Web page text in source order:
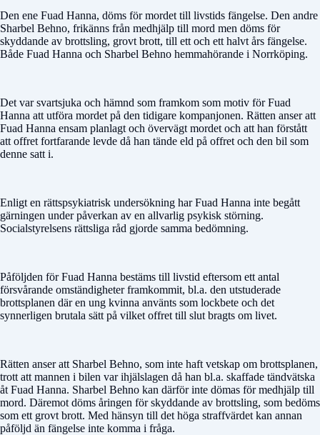
Den ene Fuad Hanna, döms för mordet till livstids fängelse. Den andre
Sharbel Behno, frikänns från medhjälp till mord men döms för
skyddande av brottsling, grovt brott, till ett och ett halvt års fängelse.
Både Fuad Hanna och Sharbel Behno hemmahörande i Norrköping.
Det var svartsjuka och hämnd som framkom som motiv för Fuad
Hanna att utföra mordet på den tidigare kompanjonen. Rätten anser att
Fuad Hanna ensam planlagt och övervägt mordet och att han förstått
att offret fortfarande levde då han tände eld på offret och den bil som
denne satt i.
Enligt en rättspsykiatrisk undersökning har Fuad Hanna inte begått
gärningen under påverkan av en allvarlig psykisk störning.
Socialstyrelsens rättsliga råd gjorde samma bedömning.
Påföljden för Fuad Hanna bestäms till livstid eftersom ett antal
försvårande omständigheter framkommit, bl.a. den utstuderade
brottsplanen där en ung kvinna använts som lockbete och det
synnerligen brutala sätt på vilket offret till slut bragts om livet.
Rätten anser att Sharbel Behno, som inte haft vetskap om brottsplanen,
trott att mannen i bilen var ihjälslagen då han bl.a. skaffade tändvätska
åt Fuad Hanna. Sharbel Behno kan därför inte dömas för medhjälp till
mord. Däremot döms åringen för skyddande av brottsling, som bedöms
som ett grovt brott. Med hänsyn till det höga straffvärdet kan annan
påföljd än fängelse inte komma i fråga.